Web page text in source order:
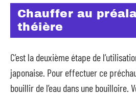
Chauffer au
théière
C’est la deuxième étape de
japonaise. Pour effectuer ce
bouillir de l’eau dans une bouilloire.